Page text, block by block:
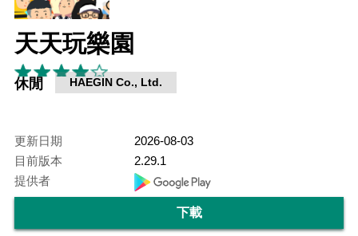
天天玩樂園
休閒 HAEGIN Co., Ltd.
更新日期
2026-08-03
目前版本
2.29.1
提供者
下載